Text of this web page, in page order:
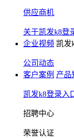
供应商机
关于凯发k8登
企业视频 凯发
公司动态
客户案例 产品
凯发k8登录入
招聘中心
荣誉认证